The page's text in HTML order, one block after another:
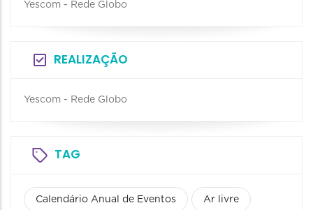
Yescom - Rede Globo
REALIZAÇÃO
Yescom - Rede Globo
TAG
Calendário Anual de Eventos Ar livre